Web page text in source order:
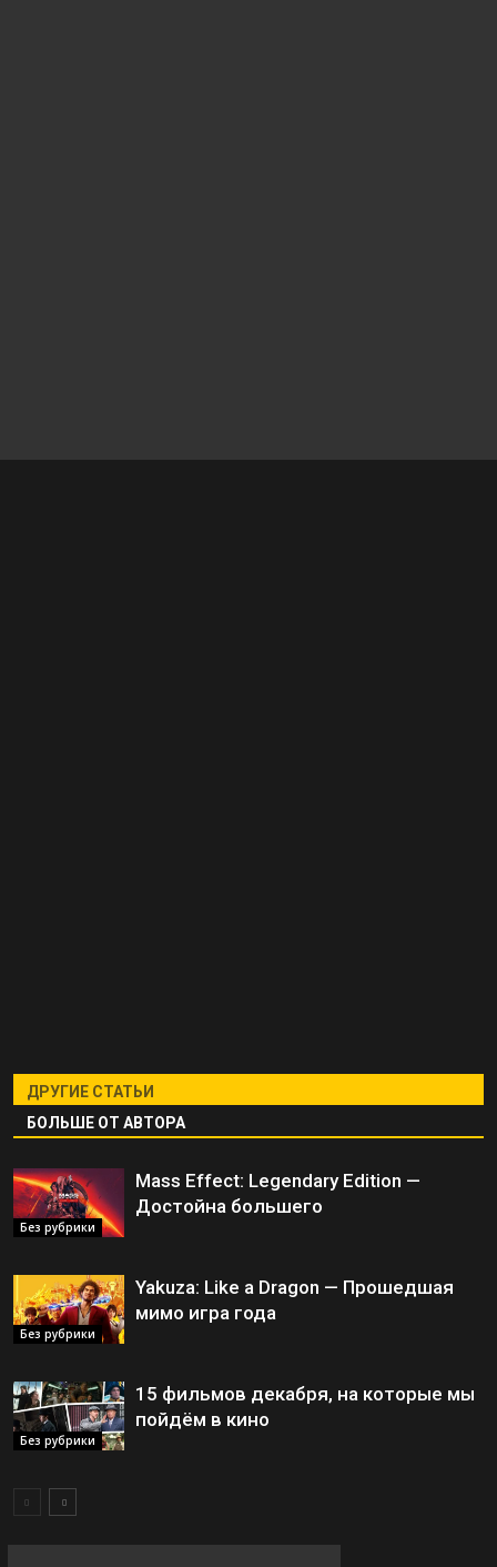
ДРУГИЕ СТАТЬИ
БОЛЬШЕ ОТ АВТОРА
Без рубрики
Mass Effect: Legendary Edition —
Достойна большего
Без рубрики
Yakuza: Like a Dragon — Прошедшая
мимо игра года
Без рубрики
15 фильмов декабря, на которые мы
пойдём в кино